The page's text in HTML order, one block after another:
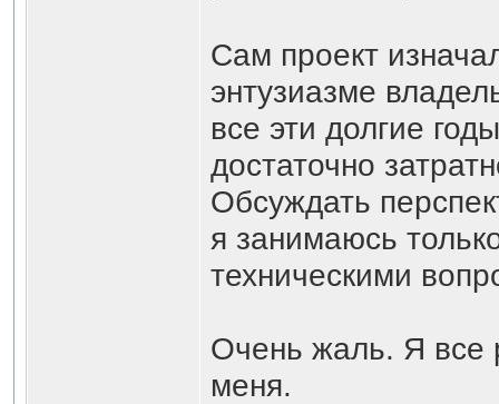
Сам проект
энтузиазме
все эти долгие
достаточно
Обсуждать
я занимаюсь
техническими
Очень жаль. Я все
меня.